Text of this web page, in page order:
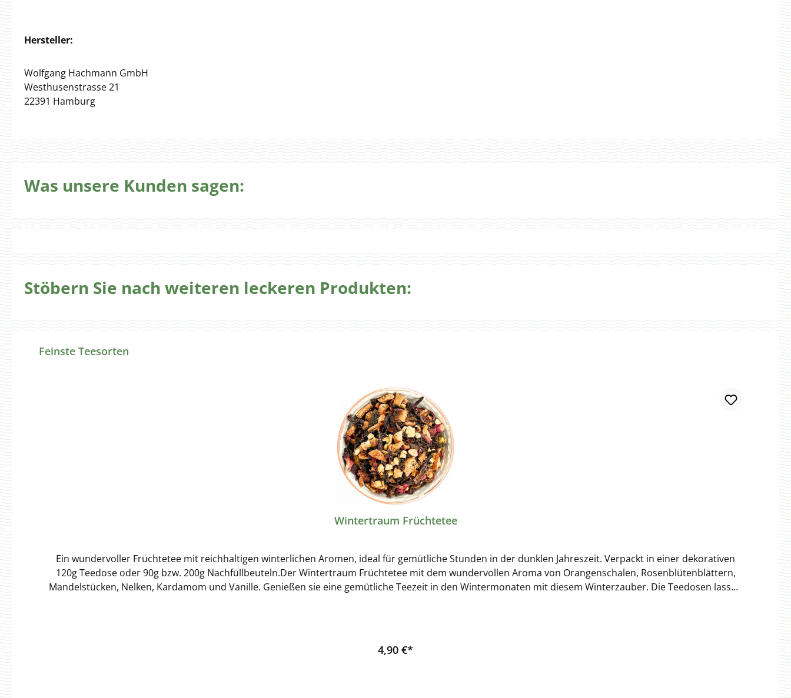
Hersteller:
Wolfgang Hachmann GmbH
Westhusenstrasse 21
22391 Hamburg
Was unsere Kunden sagen:
Stöbern Sie nach weiteren leckeren Produkten:
Produktgalerie überspringen
Feinste Teesorten
Wintertraum Früchtetee
Ein wundervoller Früchtetee mit reichhaltigen winterlichen Aromen, ideal für gemütliche Stunden in der dunklen Jahreszeit. Verpackt in einer dekorativen
120g Teedose oder 90g bzw. 200g Nachfüllbeuteln.Der Wintertraum Früchtetee mit dem wundervollen Aroma von Orangenschalen, Rosenblütenblättern,
Mandelstücken, Nelken, Kardamom und Vanille. Genießen sie eine gemütliche Teezeit in den Wintermonaten mit diesem Winterzauber. Die Teedosen lassen
4,90 €*